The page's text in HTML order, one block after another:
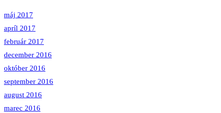
máj 2017
apríl 2017
február 2017
december 2016
október 2016
september 2016
august 2016
marec 2016